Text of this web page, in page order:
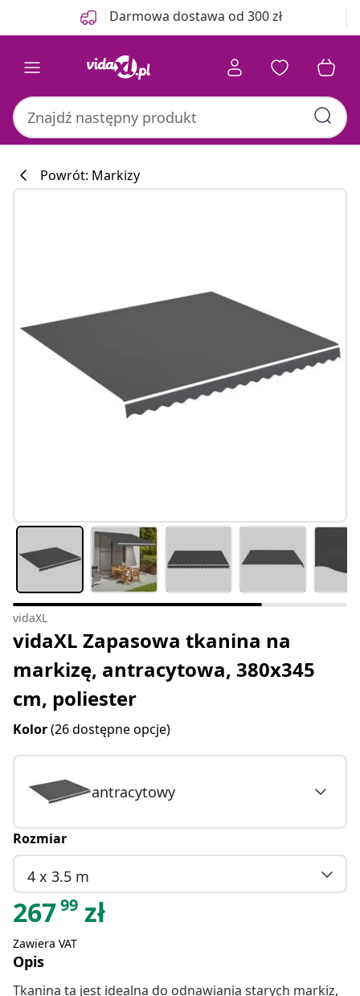
Darmowa dostawa od 300 zł
Powrót: Markizy
vidaXL
vidaXL Zapasowa tkanina na
markizę, antracytowa, 380x345
cm, poliester
Kolor(26 dostępne opcje)
antracytowy
Rozmiar
4 x 3.5 m
26799 zł
Zawiera VAT
Opis
Tkanina ta jest idealna do odnawiania starych markiz,